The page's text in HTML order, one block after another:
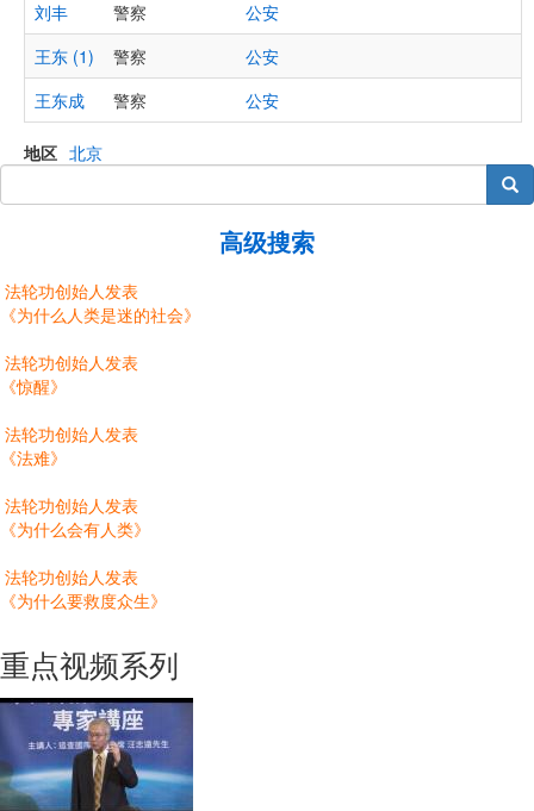
刘丰
警察
公安
王东 (1)
警察
公安
王东成
警察 公安
地区 北京
搜索
高级搜索
法轮功创始人发表
《为什么人类是迷的社会》
法轮功创始人发表
《惊醒》
法轮功创始人发表
《法难》
法轮功创始人发表
《为什么会有人类》
法轮功创始人发表
《为什么要救度众生》
重点视频系列